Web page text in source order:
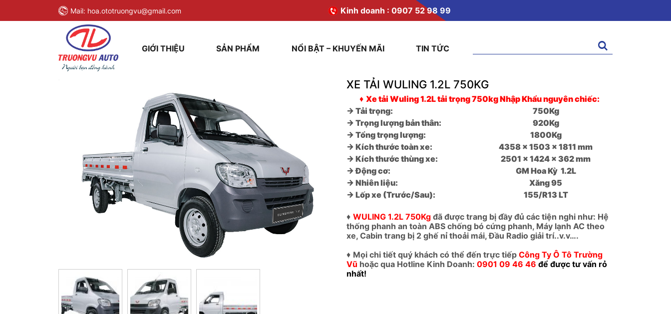
Mail: hoa.ototruongvu@gmail.com Kinh doanh : 0907 52 98 99
GIỚI THIỆU SẢN PHẨM NỔI BẬT – KHUYẾN MÃI TIN TỨC
kiếm:
XE TẢI WULING 1.2L 750KG
♦ Xe tải Wuling 1.2Ltải trọng 750kg Nhập Khẩu nguyên chiếc:
→ Tải trọng:
750Kg
→ Trọng lượng bản thân:
920Kg
→ Tổng trọng lượng:
1800Kg
→ Kích thước toàn xe:
4358 x 1503 x 1811 mm
→ Kích thước thùng xe:
2501 x 1424 x 362 mm
→ Động cơ:
GM Hoa Kỳ 1.2L
→ Nhiên liệu:
Xăng 95
→ Lốp xe (Trước/Sau):
155/R13 LT
♦WULING 1.2L 750Kg đã được trang bị đầy đủ các tiện nghi như: Hệ
thống phanh an toàn ABS chống bó cứng phanh, Máy lạnh AC theo
xe, Cabin trang bị 2 ghế nỉ thoải mái, Đầu Radio giải trí..v.v….
♦ Mọi chi tiết quý khách có thể đến trực tiếpCông Ty Ô Tô Trường
Vũ hoặc qua Hotline Kinh Doanh:0901 09 46 46để được tư vấn rỏ
nhất!